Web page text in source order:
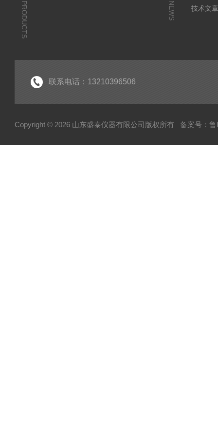
PRODUCTS NEWS
技术文
联系电话：13210396506
Copyright © 2026 山东盛泰仪器有限公司版权所有 备案号：